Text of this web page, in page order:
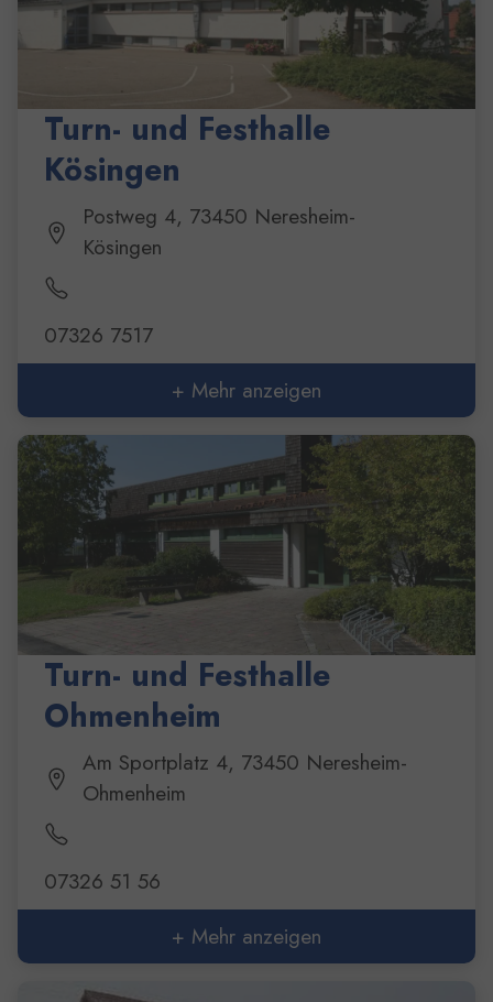
Turn- und Festhalle
Kösingen
Postweg 4, 73450 Neresheim-
Kösingen
07326 7517
+ Mehr anzeigen
Turn- und Festhalle
Ohmenheim
Am Sportplatz 4, 73450 Neresheim-
Ohmenheim
07326 51 56
+ Mehr anzeigen